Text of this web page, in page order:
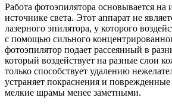
Работа фотоэпилятора основывается на
источнике света. Этот аппарат не
лазерного эпилятора, у которого
с помощью сильного
фотоэпилятор подает рассеянный в
который воздействует на разные слои
только способствует удалению
устраняет покраснения и
мелкие шрамы менее заметными.